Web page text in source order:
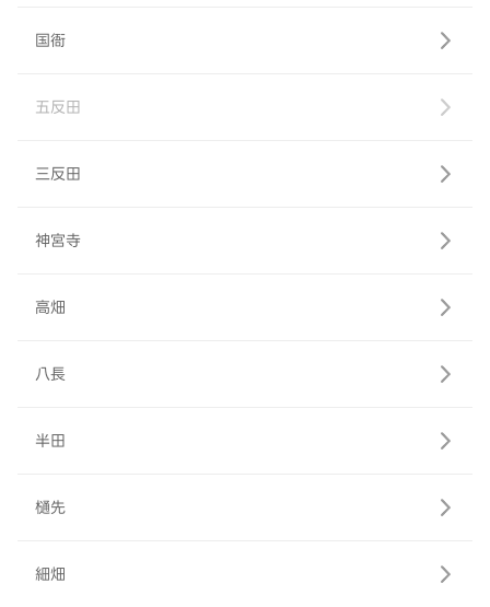
国衙
五反田
三反田
神宮寺
高畑
八長
半田
樋先
細畑